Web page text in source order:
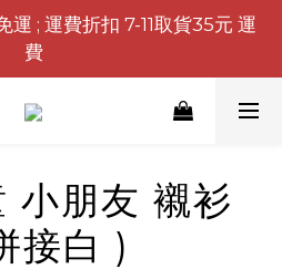
運 ; 運費折扣 7-11取貨35元 運
費
小朋友 襯衫
接白 )